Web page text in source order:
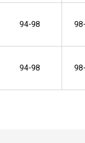
94-98
94-98